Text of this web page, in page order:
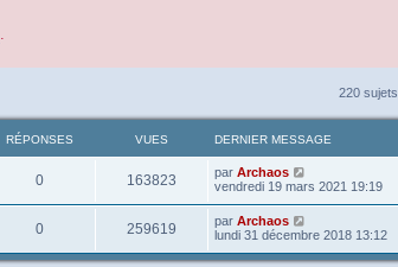
.
220 sujets
RÉPONSES VUES DERNIER MESSAGE
0 163823 par Archaos
vendredi 19 mars 2021 19:19
0 259619 par Archaos
lundi 31 décembre 2018 13:12